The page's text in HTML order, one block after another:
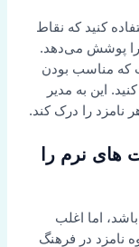
کنید که نقاط
پوشش می‌دهد.
که مناسب بودن
این به مدیر
نامزد را درک کند.
های نرم را
اما اغلب
نامزد در فرهنگ